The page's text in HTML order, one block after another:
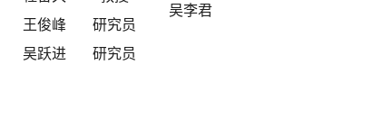
王俊峰
吴跃进
研究员
研究员
吴李君